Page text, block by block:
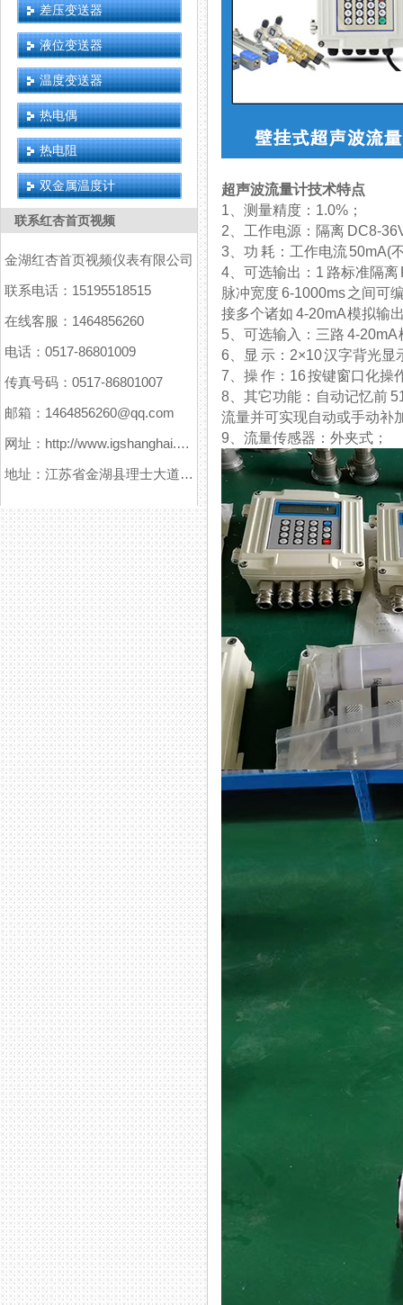
差压变送器
液位变送器
温度变送器
热电偶
热电阻
双金属温度计
联系红杏首页视频
金湖红杏首页视频仪表有限公司
联系电话：15195518515
在线客服：1464856260
电话：0517-86801009
传真号码：0517-86801007
邮箱：1464856260@qq.com
网址：http://www.igshanghai.com
地址：江苏省金湖县理士大道61号
超声波流量计技术特点
1、测量精度：1.0%；
2、工作电源：隔离
3、功 耗：工作电流
4、可选输出：1 路标准
脉冲宽度 6-1000ms 之间可编
接多个诸如 4-20mA 模拟输出板
5、可选输入：三路 4-20mA
6、显 示：2×10 汉字背光
7、操 作：16 按键窗口化操作
8、其它功能：自动记忆
流量并可实现自动或手动补加
9、流量传感器：外夹式；